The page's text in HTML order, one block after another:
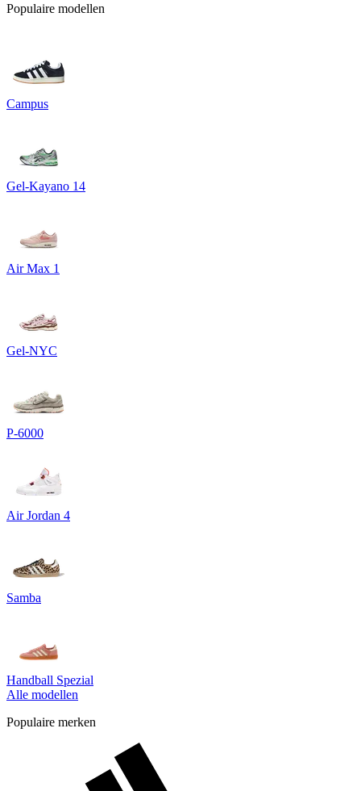
Populaire modellen
Campus
Gel-Kayano 14
Air Max 1
Gel-NYC
P-6000
Air Jordan 4
Samba
Handball Spezial
Alle modellen
Populaire merken